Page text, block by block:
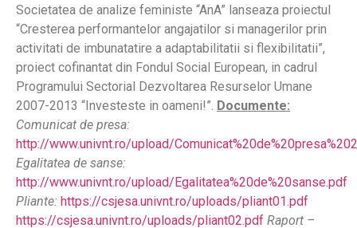
Societatea de analize feministe “AnA” lanseaza proiectul
“Cresterea performantelor angajatilor si managerilor prin
activitati de imbunatatire a adaptabilitatii si flexibilitatii”,
proiect cofinantat din Fondul Social European, in cadrul
Programului Sectorial Dezvoltarea Resurselor Umane
2007-2013 “Investeste in oameni!”. Documente:
Comunicat de presa:
http://www.univnt.ro/upload/
Egalitatea de sanse:
http://www.univnt.ro/upload/Egalitatea%20de%20sanse.pdf
Pliante: https://csjesa.univnt.ro/uploads/pliant01.pdf
https://csjesa.univnt.ro/uploads/pliant02.pdf Raport –